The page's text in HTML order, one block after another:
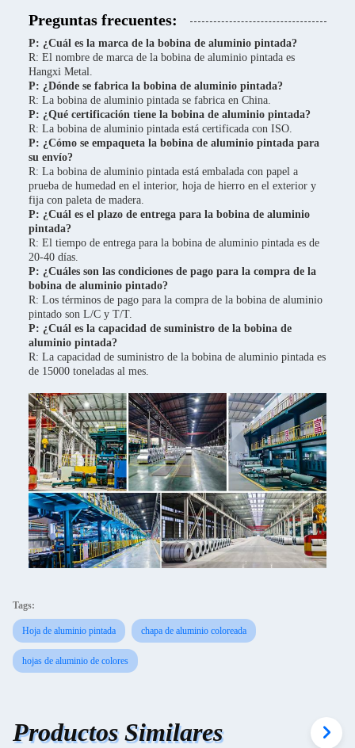
Preguntas frecuentes:
P: ¿Cuál es la marca de la bobina de aluminio pintada?
R: El nombre de marca de la bobina de aluminio pintada es
Hangxi Metal.
P: ¿Dónde se fabrica la bobina de aluminio pintada?
R: La bobina de aluminio pintada se fabrica en China.
P: ¿Qué certificación tiene la bobina de aluminio pintada?
R: La bobina de aluminio pintada está certificada con ISO.
P: ¿Cómo se empaqueta la bobina de aluminio pintada para
su envío?
R: La bobina de aluminio pintada está embalada con papel a
prueba de humedad en el interior, hoja de hierro en el exterior y
fija con paleta de madera.
P: ¿Cuál es el plazo de entrega para la bobina de aluminio
pintada?
R: El tiempo de entrega para la bobina de aluminio pintada es de
20-40 días.
P: ¿Cuáles son las condiciones de pago para la compra de la
bobina de aluminio pintado?
R: Los términos de pago para la compra de la bobina de aluminio
pintado son L/C y T/T.
P: ¿Cuál es la capacidad de suministro de la bobina de
aluminio pintada?
R: La capacidad de suministro de la bobina de aluminio pintada es
de 15000 toneladas al mes.
Tags:
Hoja de aluminio pintada chapa de aluminio coloreada
hojas de aluminio de colores
Productos Similares